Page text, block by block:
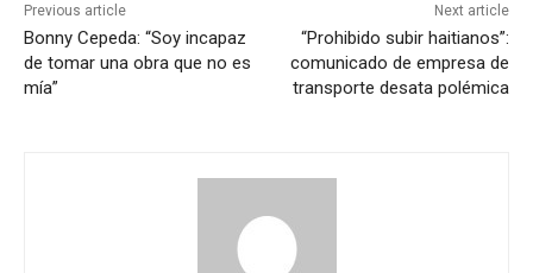
Previous article
Bonny Cepeda: “Soy incapaz
de tomar una obra que no es
mía”
Next article
“Prohibido subir haitianos”:
comunicado de empresa de
transporte desata polémica